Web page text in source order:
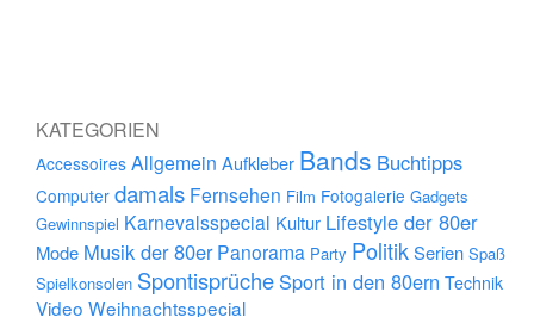
KATEGORIEN
Accessoires Allgemein Aufkleber Bands Buchtipps
Computer damals Fernsehen Film Fotogalerie Gadgets
Gewinnspiel Karnevalsspecial Kultur Lifestyle der 80er
Mode Musik der 80er Panorama Party PolitikSerien Spaß
Spielkonsolen Spontisprüche Sport in den 80ern Technik
Video Weihnachtsspecial